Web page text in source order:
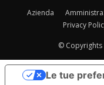
Azienda
Privacy
© Copyrights
Le tue